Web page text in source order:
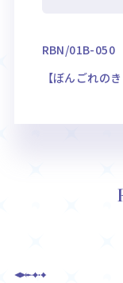
RBN/01B-050
【ぼんごれの